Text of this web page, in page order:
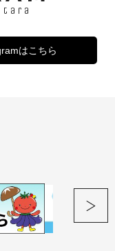
はこちら